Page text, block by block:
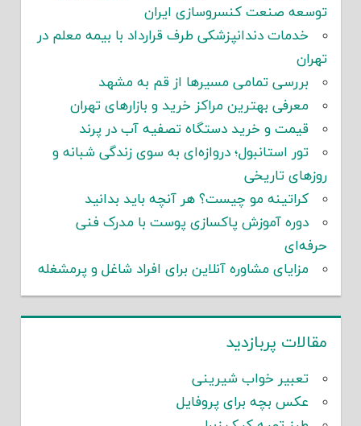
توسعه صنعت کنسروسازی ایران
خدمات دندانپزشکی طرف قرارداد با بیمه معلم در
تهران
بررسی تمامی مسیرها از قم به مشهد
معرفی بهترین مراکز خرید و بازارهای تهران
قیمت و خرید دستگاه تصفیه آب در پرند
تور استانبول؛ دروازه‌ای به سوی زندگی شبانه و
روزهای تاریخی
کراتینه مو چیست؟ هر آنچه باید بدانید
دوره آموزش پاکسازی پوست با مدرک فنی
حرفه‌ای
مزایای مشاوره آنلاین برای افراد شاغل و پرمشغله
مقالات پربازدید
تعبیر خواب شیرینی
عکس بچه برای پروفایل